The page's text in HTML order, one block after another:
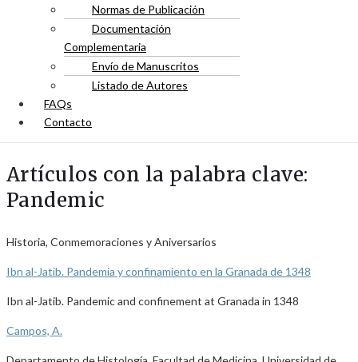
Normas de Publicación
Documentación
Complementaria
Envío de Manuscritos
Listado de Autores
FAQs
Contacto
Artículos con la palabra clave:
Pandemic
Historia, Conmemoraciones y Aniversarios
Ibn al-Jatib. Pandemia y confinamiento en la Granada de 1348
Ibn al-Jatib. Pandemic and confinement at Granada in 1348
Campos, A.